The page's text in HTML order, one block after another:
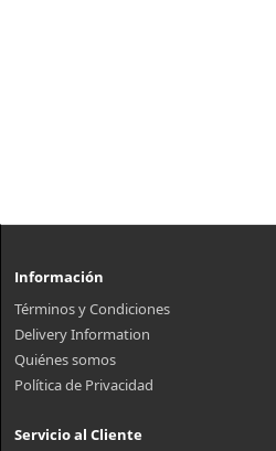
Información
Términos y Condiciones
Delivery Information
Quiénes somos
Política de Privacidad
Servicio al Cliente